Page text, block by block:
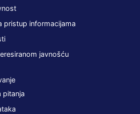
pristup informacijama
javnošću
pitanja